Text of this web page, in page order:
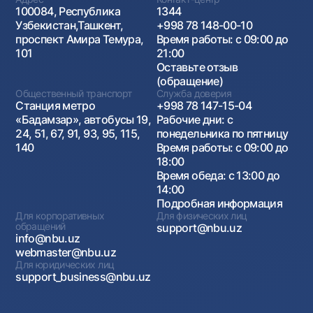
100084, Республика
Узбекистан,Ташкент,
проспект Амира Темура,
101
1344
+998 78 148-00-10
Время работы: с 09:00 до
21:00
Оставьте отзыв
(обращение)
Общественный транспорт
Станция метро
«Бадамзар», автобусы 19,
24, 51, 67, 91, 93, 95, 115,
140
Служба доверия
+998 78 147-15-04
Рабочие дни: с
понедельника по пятницу
Время работы: с 09:00 до
18:00
Время обеда: с 13:00 до
14:00
Подробная информация
Для корпоративных
обращений
info@nbu.uz
webmaster@nbu.uz
Для физических лиц
support@nbu.uz
Для юридических лиц
support_business@nbu.uz